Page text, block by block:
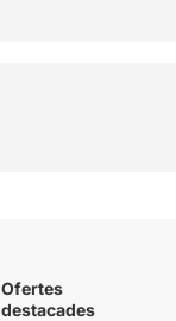
Ofertes
destacades